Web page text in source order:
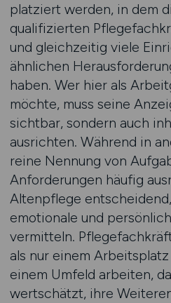
platziert werden, in dem
qualifizierten
und gleichzeitig viele
ähnlichen
haben. Wer hier als
möchte, muss seine
sichtbar, sondern auch
ausrichten. Während in
reine Nennung von
Anforderungen häufig
Altenpflege
emotionale und
vermitteln.
als nur einem
einem Umfeld arbeiten,
wertschätzt, ihre